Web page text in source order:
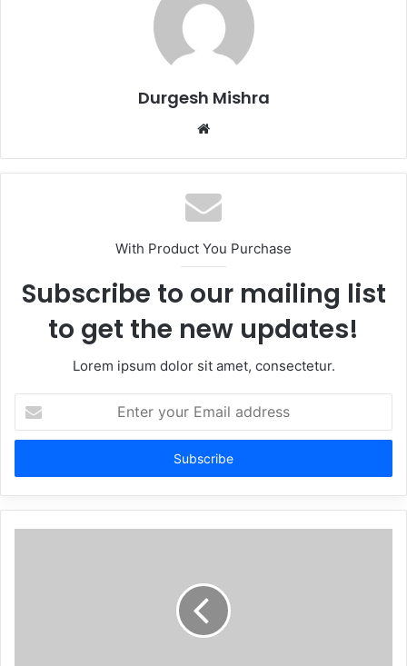
Durgesh Mishra
Website
With Product You Purchase
Subscribe to our mailing list
to get the new updates!
Lorem ipsum dolor sit amet, consectetur.
Enter
your
Email